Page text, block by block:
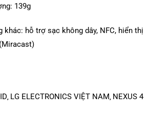
139g
khác: hỗ trợ sạc không dây, NFC, hiển thị
, LG ELECTRONICS VIỆT NAM, NEXUS 4